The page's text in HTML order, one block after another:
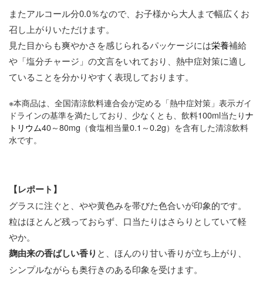
またアルコール分0.0％なので、お子様から大人まで幅広くお
召し上がりいただけます。
見た目からも爽やかさを感じられるパッケージには栄養補給
や「塩分チャージ」の文言をいれており、熱中症対策に適し
ていることを分かりやすく表現しております。
※本商品は、全国清涼飲料連合会が定める「熱中症対策」表示ガイ
ドラインの基準を満たしており、少なくとも、飲料100ml当たりナ
トリウム40～80mg（食塩相当量0.1～0.2g）を含有した清涼飲料
水です。
【レポート】
グラスに注ぐと、やや黄色みを帯びた色合いが印象的です。
粒はほとんど残っておらず、口当たりはさらりとしていて軽
やか。
麹由来の香ばしい香り と、ほんのり甘い香りが立ち上がり、
シンプルながらも奥行きのある印象を受けます。